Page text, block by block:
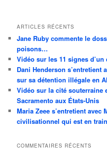
ARTICLES RÉCENTS
Jane Ruby commente le
poisons…
Vidéo sur les 11 signes
Dani Henderson s’entretient
sur sa détention illégale en
Vidéo sur la cité souterraine
Sacramento aux États-Unis
Maria Zeee s’entretient avec
civilisationnel qui est en
COMMENTAIRES RÉCENTS